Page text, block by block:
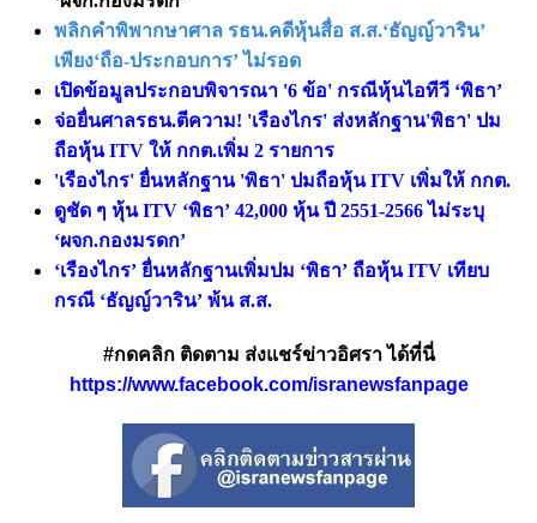
พลิกคำพิพากษาศาล รธน.คดีหุ้นสื่อ ส.ส.‘ธัญญ์วาริน’
เพียง‘ถือ-ประกอบการ’ ไม่รอด
เปิดข้อมูลประกอบพิจารณา '6 ข้อ' กรณีหุ้นไอทีวี ‘พิธา’
จ่อยื่นศาลรธน.ตีความ! 'เรืองไกร' ส่งหลักฐาน'พิธา' ปม
ถือหุ้น ITV ให้ กกต.เพิ่ม 2 รายการ
'เรืองไกร' ยื่นหลักฐาน 'พิธา' ปมถือหุ้น ITV เพิ่มให้ กกต.
ดูชัด ๆ หุ้น ITV ‘พิธา’ 42,000 หุ้น ปี 2551-2566 ไม่ระบุ
‘ผจก.กองมรดก’
‘เรืองไกร’ ยื่นหลักฐานเพิ่มปม ‘พิธา’ ถือหุ้น ITV เทียบ
กรณี ‘ธัญญ์วาริน’ พ้น ส.ส.
#กดคลิก ติดตาม ส่งแชร์ข่าวอิศรา ได้ที่นี่
https://www.facebook.com/isranewsfanpage